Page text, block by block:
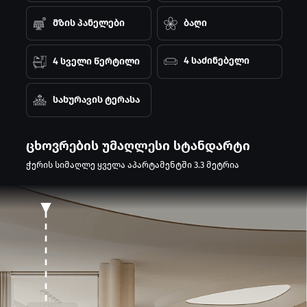
სახურავის ტერასა
4 საძინებელი
4 სველი წერტილი
ბაღი
მზის პანელები
ცხოვრების უმაღლესი სტანდარტი
ჭერის სიმაღლე ყველა აპარტამენტში 3.3 მეტრია